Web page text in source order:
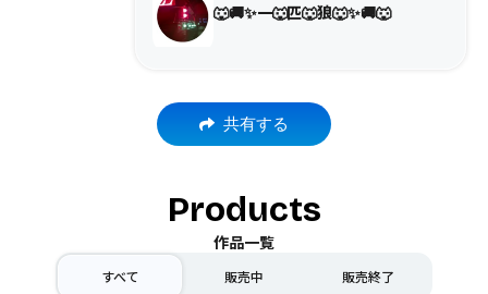
🐺🚚✨一🐺匹🐺狼🐺✨🚚🐺
共有する
Products
作品一覧
すべて 販売中 販売終了